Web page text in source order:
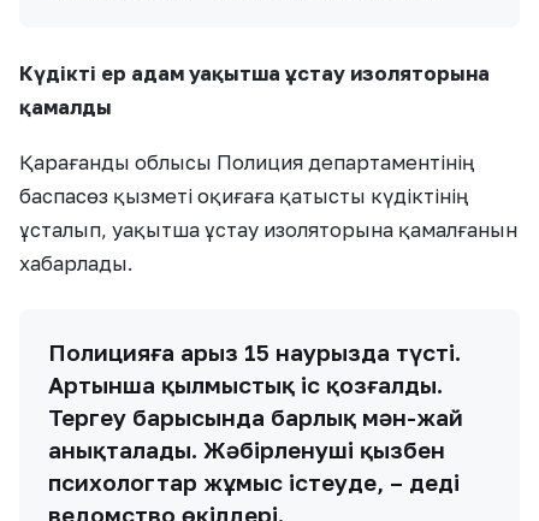
Күдікті ер адам уақытша ұстау изоляторына
қамалды
Қарағанды облысы Полиция департаментінің
баспасөз қызметі оқиғаға қатысты күдіктінің
ұсталып, уақытша ұстау изоляторына қамалғанын
хабарлады.
Полицияға арыз 15 наурызда түсті.
Артынша қылмыстық іс қозғалды.
Тергеу барысында барлық мән-жай
анықталады. Жәбірленуші қызбен
психологтар жұмыс істеуде, – деді
ведомство өкілдері.